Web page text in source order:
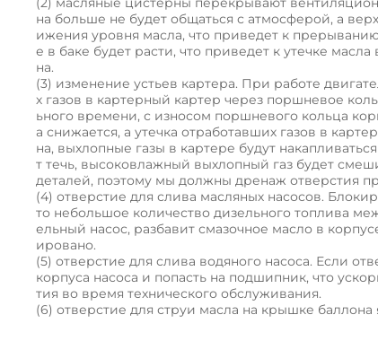
на больше не будет общаться с атмосферой, а
ижения уровня масла, что приведет к
е в баке будет расти, что приведет к утечке
на.
(3) изменение устьев картера. При работе
х газов в картерный картер через поршневое
ьного времени, с износом поршневого кольца
а снижается, а утечка отработавших газов в
на, выхлопные газы в картере будут
т течь, высоковлажный выхлопный газ будет
деталей, поэтому мы должны дренаж отверстия
(4) отверстие для слива масляных насосов.
то небольшое количество дизельного топлива
ельный насос, разбавит смазочное масло в
ировано.
(5) отверстие для слива водяного насоса. Если
корпуса насоса и попасть на подшипник, что
тия во время технического обслуживания.
(6) отверстие для струи масла на крышке баллона